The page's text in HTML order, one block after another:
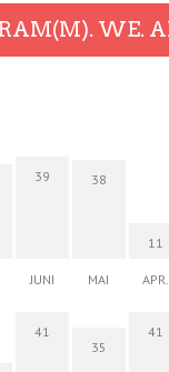
WE.
39
JUNI
38
MAI
11
APR.
41
35
41